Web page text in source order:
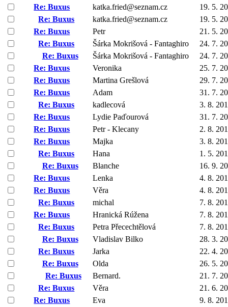
Re: Buxus
katka.fried@seznam.cz
19. 5.
Re: Buxus
katka.fried@seznam.cz
19. 5.
Re: Buxus
Petr
21. 5.
Re: Buxus
Šárka Mokrišová - Fantaghiro
24. 7.
Re: Buxus
Šárka Mokrišová - Fantaghiro
24. 7.
Re: Buxus
Veronika
25. 7.
Re: Buxus
Martina Grešlová
29. 7.
Re: Buxus
Adam
31. 7.
Re: Buxus
kadlecová
3. 8.
Re: Buxus
Lydie Paďourová
31. 7.
Re: Buxus
Petr - Klecany
2. 8.
Re: Buxus
Majka
3. 8.
Re: Buxus
Hana
1. 5.
Re: Buxus
Blanche
16. 9.
Re: Buxus
Lenka
4. 8.
Re: Buxus
Věra
4. 8.
Re: Buxus
michal
7. 8.
Re: Buxus
Hranická Rúžena
7. 8.
Re: Buxus
Petra Přecechtělová
7. 8.
Re: Buxus
Vladislav Bilko
28. 3.
Re: Buxus
Jarka
22. 4.
Re: Buxus
Olda
26. 5.
Re: Buxus
Bernard.
21. 7.
Re: Buxus
Věra
21. 6.
Re: Buxus
Eva 9. 8.